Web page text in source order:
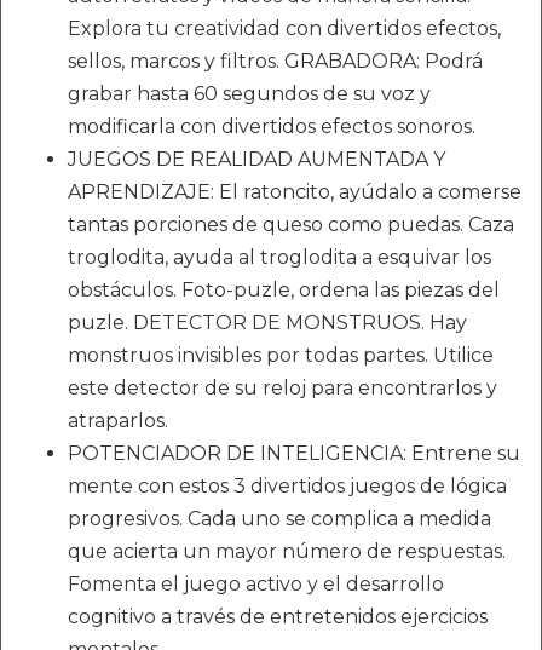
Explora tu creatividad con divertidos efectos,
sellos, marcos y filtros. GRABADORA: Podrá
grabar hasta 60 segundos de su voz y
modificarla con divertidos efectos sonoros.
JUEGOS DE REALIDAD AUMENTADA Y
APRENDIZAJE: El ratoncito, ayúdalo a comerse
tantas porciones de queso como puedas. Caza
troglodita, ayuda al troglodita a esquivar los
obstáculos. Foto-puzle, ordena las piezas del
puzle. DETECTOR DE MONSTRUOS. Hay
monstruos invisibles por todas partes. Utilice
este detector de su reloj para encontrarlos y
atraparlos.
POTENCIADOR DE INTELIGENCIA: Entrene su
mente con estos 3 divertidos juegos de lógica
progresivos. Cada uno se complica a medida
que acierta un mayor número de respuestas.
Fomenta el juego activo y el desarrollo
cognitivo a través de entretenidos ejercicios